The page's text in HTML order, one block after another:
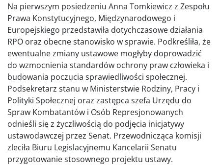
Na pierwszym posiedzeniu Anna Tomkiewicz z Zespołu
Prawa Konstytucyjnego, Międzynarodowego i
Europejskiego przedstawiła dotychczasowe działania
RPO oraz obecne stanowisko w sprawie. Podkreśliła, że
ewentualne zmiany ustawowe mogłyby doprowadzić
do wzmocnienia standardów ochrony praw człowieka i
budowania poczucia sprawiedliwości społecznej.
Podsekretarz stanu w Ministerstwie Rodziny, Pracy i
Polityki Społecznej oraz zastępca szefa Urzędu do
Spraw Kombatantów i Osób Represjonowanych
odnieśli się z życzliwością do podjęcia inicjatywy
ustawodawczej przez Senat. Przewodnicząca komisji
zleciła Biuru Legislacyjnemu Kancelarii Senatu
przygotowanie stosownego projektu ustawy.